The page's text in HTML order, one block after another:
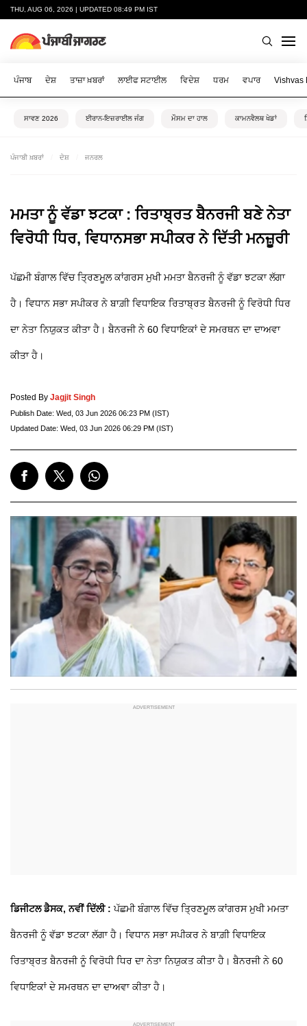
THU, AUG 06, 2026 | UPDATED 08:49 PM IST
ਪੰਜਾਬ ਦੇਸ਼ ਤਾਜ਼ਾ ਖ਼ਬਰਾਂ ਲਾਈਫ ਸਟਾਈਲ ਵਿਦੇਸ਼ ਧਰਮ ਵਪਾਰ Vishvas
ਸਾਵਣ 2026 ਈਰਾਨ-ਇਜ਼ਰਾਈਲ ਜੰਗ ਮੌਸਮ ਦਾ ਹਾਲ ਕਾਮਨਵੈਲਥ ਖੇਡਾਂ
ਪੰਜਾਬੀ ਖ਼ਬਰਾਂ ਦੇਸ਼ ਜਨਰਲ
ਮਮਤਾ ਨੂੰ ਵੱਡਾ ਝਟਕਾ : ਰਿਤਾਬ੍ਰਤ ਬੈਨਰਜੀ ਬਣੇ ਨੇਤਾ
ਵਿਰੋਧੀ ਧਿਰ, ਵਿਧਾਨਸਭਾ ਸਪੀਕਰ ਨੇ ਦਿੱਤੀ ਮਨਜ਼ੂਰੀ
ਪੱਛਮੀ ਬੰਗਾਲ ਵਿੱਚ ਤ੍ਰਿਣਮੂਲ ਕਾਂਗਰਸ ਮੁਖੀ ਮਮਤਾ ਬੈਨਰਜੀ ਨੂੰ ਵੱਡਾ ਝਟਕਾ ਲੱਗਾ
ਹੈ। ਵਿਧਾਨ ਸਭਾ ਸਪੀਕਰ ਨੇ ਬਾਗ਼ੀ ਵਿਧਾਇਕ ਰਿਤਾਬ੍ਰਤ ਬੈਨਰਜੀ ਨੂੰ ਵਿਰੋਧੀ ਧਿਰ
ਦਾ ਨੇਤਾ ਨਿਯੁਕਤ ਕੀਤਾ ਹੈ। ਬੈਨਰਜੀ ਨੇ 60 ਵਿਧਾਇਕਾਂ ਦੇ ਸਮਰਥਨ ਦਾ ਦਾਅਵਾ
ਕੀਤਾ ਹੈ।
Posted By Jagjit Singh
Publish Date: Wed, 03 Jun 2026 06:23 PM (IST)
Updated Date: Wed, 03 Jun 2026 06:29 PM (IST)
ਡਿਜੀਟਲ ਡੈਸਕ, ਨਵੀਂ ਦਿੱਲੀ :ਪੱਛਮੀ ਬੰਗਾਲ ਵਿੱਚ ਤ੍ਰਿਣਮੂਲ ਕਾਂਗਰਸ ਮੁਖੀ ਮਮਤਾ
ਬੈਨਰਜੀ ਨੂੰ ਵੱਡਾ ਝਟਕਾ ਲੱਗਾ ਹੈ। ਵਿਧਾਨ ਸਭਾ ਸਪੀਕਰ ਨੇ ਬਾਗ਼ੀ ਵਿਧਾਇਕ
ਰਿਤਾਬ੍ਰਤ ਬੈਨਰਜੀ ਨੂੰ ਵਿਰੋਧੀ ਧਿਰ ਦਾ ਨੇਤਾ ਨਿਯੁਕਤ ਕੀਤਾ ਹੈ। ਬੈਨਰਜੀ ਨੇ 60
ਵਿਧਾਇਕਾਂ ਦੇ ਸਮਰਥਨ ਦਾ ਦਾਅਵਾ ਕੀਤਾ ਹੈ।